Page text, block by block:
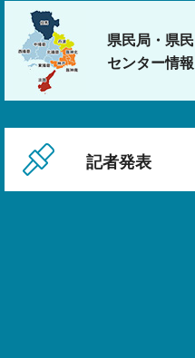
県民局・県民
センター情報
記者発表